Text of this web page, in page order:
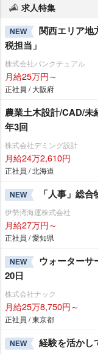
求人特集
NEW
関西エリア地
税担当」
株式会社パンクチュアル
月給25万円～
正社員 / 大阪府
農業土木設計/CAD/未
年3回
株式会社デミング設計
月給24万2,610円
正社員 / 北海道
NEW 「人事」総
伊勢湾海運株式会社
月給27万円～
正社員 / 愛知県
NEW
ウォーターサ
20日
株式会社ナック
月給25万8,750円～
正社員 / 東京都
NEW 経験を活かし